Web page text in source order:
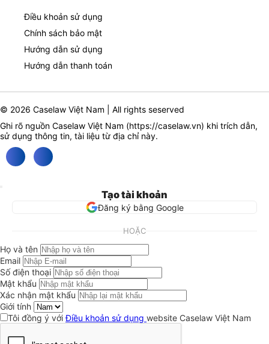
Điều khoản sử dụng
Chính sách bảo mật
Hướng dẫn sử dụng
Hướng dẫn thanh toán
© 2026 Caselaw Việt Nam | All rights seserved
Ghi rõ nguồn Caselaw Việt Nam (https://caselaw.vn) khi trích dẫn,
sử dụng thông tin, tài liệu từ địa chỉ này.
Tạo tài khoản
Đăng ký bằng Google
HOẶC
Họ và tên
Email
Số điện thoại
Mật khẩu
Xác nhận mật khẩu
Giới tính
Tôi đồng ý vớiĐiều khoản sử dụng website Caselaw Việt Nam